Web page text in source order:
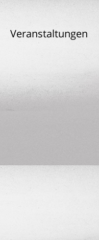
Veranstaltungen